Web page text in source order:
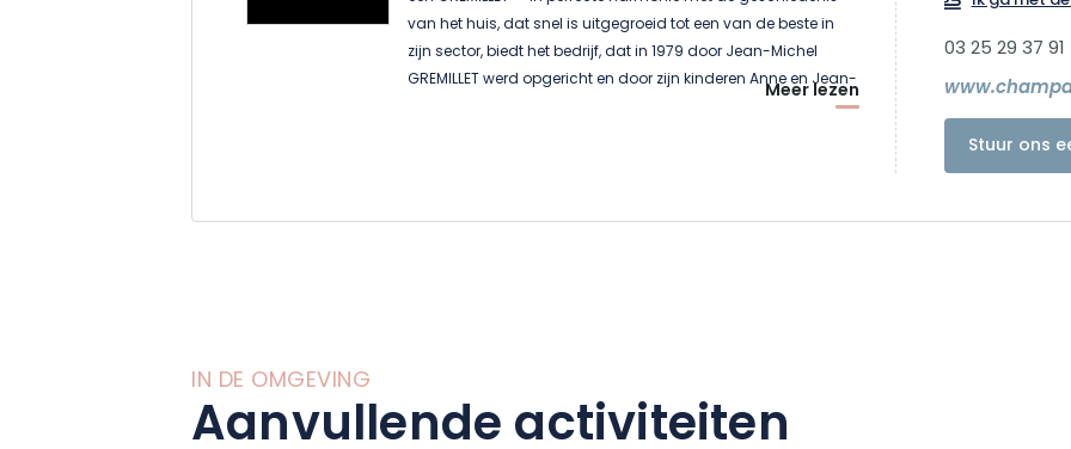
van het huis, dat snel is uitgegroeid tot een van de beste in
zijn sector, biedt het bedrijf, dat in 1979 door Jean-Michel
GREMILLET werd opgericht en door zijn kinderen Anne en Jean-
Christophe werd overgenomen, een optimistische kijk op de
elegantie combineert. Het huis produceert nu 500.000 flessen
Meer lezen
03 25 29 37 91
Stuur ons
IN DE OMGEVING
Aanvullende activiteiten